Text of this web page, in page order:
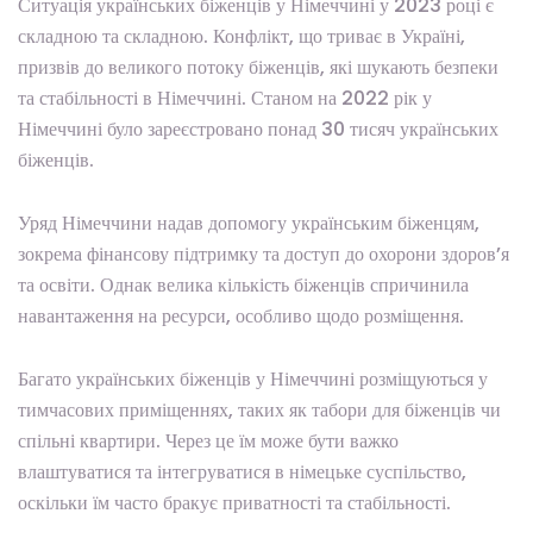
складною та складною. Конфлікт, що триває в Україні,
призвів до великого потоку біженців, які шукають безпеки
та стабільності в Німеччині. Станом на 2022 рік у
Німеччині було зареєстровано понад 30 тисяч українських
біженців.
Уряд Німеччини надав допомогу українським біженцям,
зокрема фінансову підтримку та доступ до охорони здоров’я
та освіти. Однак велика кількість біженців спричинила
навантаження на ресурси, особливо щодо розміщення.
Багато українських біженців у Німеччині розміщуються у
тимчасових приміщеннях, таких як табори для біженців чи
спільні квартири. Через це їм може бути важко
влаштуватися та інтегруватися в німецьке суспільство,
оскільки їм часто бракує приватності та стабільності.